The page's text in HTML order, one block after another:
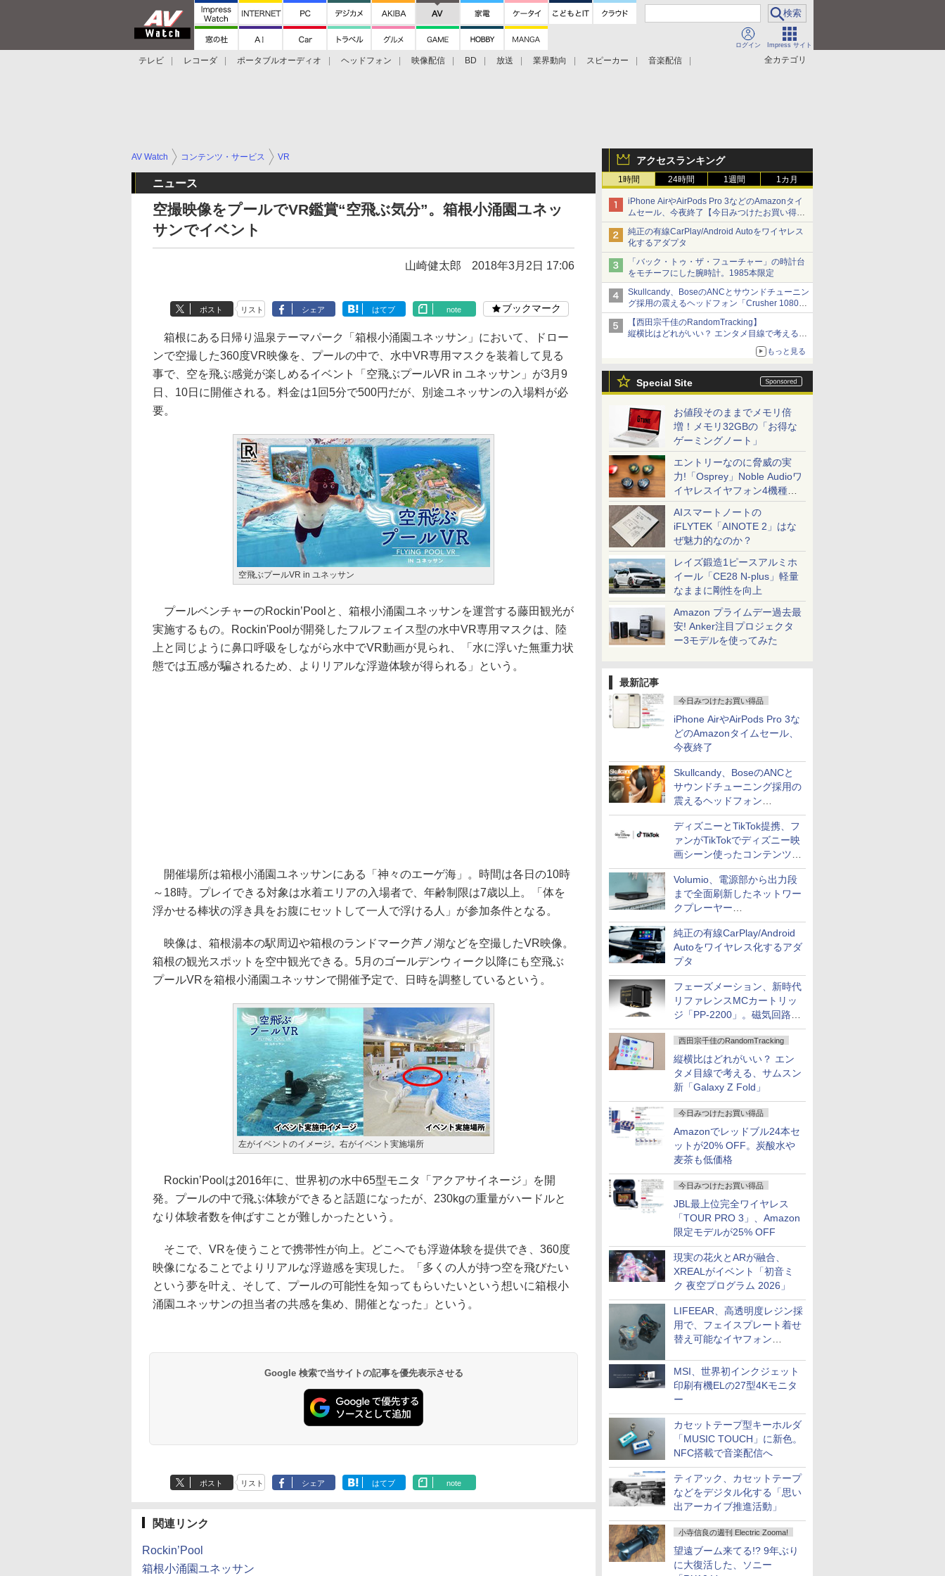
ログイン Impress サイト
全カテゴリ
テレビ レコーダ ポータブルオーディオ ヘッドフォン 映像配信 BD 放送 業界動向 スピーカー
音楽配信
アクセスランキング
1時間 24時間 1週間 1カ月
iPhone AirやAirPods Pro 3などのAmazonタイ
ムセール、今夜終了【今日みつけたお買い得
品】
純正の有線CarPlay/Android Autoをワイヤレス
化するアダプタ
「バック・トゥ・ザ・フューチャー」の時計台
をモチーフにした腕時計。1985本限定
Skullcandy、BoseのANCとサウンドチューニン
グ採用の震えるヘッドフォン「Crusher 1080
ANC」
【西田宗千佳のRandomTracking】
縦横比はどれがいい？ エンタメ目線で考える、
もっと見る
Special Site
お値段そのままでメモリ倍
増！メモリ32GBの「お得な
ゲーミングノート」
エントリーなのに脅威の実
力!「Osprey」Noble Audioワ
イヤレスイヤフォン4機種を
一気に聴く
AIスマートノートの
iFLYTEK「AINOTE 2」はな
ぜ魅力的なのか？
レイズ鍛造1ピースアルミホ
イール「CE28 N-plus」軽量
なままに剛性を向上
Amazon プライムデー過去最
安! Anker注目プロジェクタ
ー3モデルを使ってみた
最新記事
今日みつけたお買い得品
iPhone AirやAirPods Pro 3な
どのAmazonタイムセール、
今夜終了
Skullcandy、BoseのANCと
サウンドチューニング採用の
震えるヘッドフォン
「Crusher 1080 ANC」
ディズニーとTikTok提携、フ
ァンがTikTokでディズニー映
画シーン使ったコンテンツ制
作、Disney+にも配信
Volumio、電源部から出力段
まで全面刷新したネットワー
クプレーヤー
「Primo（2026）」
純正の有線CarPlay/Android
Autoをワイヤレス化するアダ
プタ
フェーズメーション、新時代
リファレンスMCカートリッ
ジ「PP-2200」。磁気回路や
ハウジングを根本から見直し
西田宗千佳のRandomTracking
縦横比はどれがいい？ エン
タメ目線で考える、サムスン
新「Galaxy Z Fold」
今日みつけたお買い得品
Amazonでレッドブル24本セ
ットが20% OFF。炭酸水や
麦茶も低価格
今日みつけたお買い得品
JBL最上位完全ワイヤレス
「TOUR PRO 3」、Amazon
限定モデルが25% OFF
現実の花火とARが融合、
XREALがイベント「初音ミ
ク 夜空プログラム 2026」
LIFEEAR、高透明度レジン採
用で、フェイスプレート着せ
替え可能なイヤフォン
MSI、世界初インクジェット
印刷有機ELの27型4Kモニタ
ー
カセットテープ型キーホルダ
「MUSIC TOUCH」に新色。
NFC搭載で音楽配信へ
ティアック、カセットテープ
などをデジタル化する「思い
出アーカイブ推進活動」
小寺信良の週刊 Electric Zooma!
望遠ブーム来てる!? 9年ぶり
に大復活した、ソニー
AV Watch コンテンツ・サービス VR
ニュース
空撮映像をプールでVR鑑賞“空飛ぶ気分”。箱根小涌園ユネッ
サンでイベント
山崎健太郎 2018年3月2日 17:06
ポスト リスト シェア はてブ note ブックマーク
箱根にある日帰り温泉テーマパーク「箱根小涌園ユネッサン」において、ドロー
ンで空撮した360度VR映像を、プールの中で、水中VR専用マスクを装着して見る
事で、空を飛ぶ感覚が楽しめるイベント「空飛ぶプールVR in ユネッサン」が3月9
日、10日に開催される。料金は1回5分で500円だが、別途ユネッサンの入場料が必
要。
空飛ぶプールVR in ユネッサン
プールベンチャーのRockin’Poolと、箱根小涌園ユネッサンを運営する藤田観光が
実施するもの。Rockin'Poolが開発したフルフェイス型の水中VR専用マスクは、陸
上と同じように鼻口呼吸をしながら水中でVR動画が見られ、「水に浮いた無重力状
態では五感が騙されるため、よりリアルな浮遊体験が得られる」という。
開催場所は箱根小涌園ユネッサンにある「神々のエーゲ海」。時間は各日の10時
～18時。プレイできる対象は水着エリアの入場者で、年齢制限は7歳以上。「体を
浮かせる棒状の浮き具をお腹にセットして一人で浮ける人」が参加条件となる。
映像は、箱根湯本の駅周辺や箱根のランドマーク芦ノ湖などを空撮したVR映像。
箱根の観光スポットを空中観光できる。5月のゴールデンウィーク以降にも空飛ぶ
プールVRを箱根小涌園ユネッサンで開催予定で、日時を調整しているという。
左がイベントのイメージ。右がイベント実施場所
Rockin’Poolは2016年に、世界初の水中65型モニタ「アクアサイネージ」を開
発。プールの中で飛ぶ体験ができると話題になったが、230kgの重量がハードルと
なり体験者数を伸ばすことが難しかったという。
そこで、VRを使うことで携帯性が向上。どこへでも浮遊体験を提供でき、360度
映像になることでよりリアルな浮遊感を実現した。「多くの人が持つ空を飛びたい
という夢を叶え、そして、プールの可能性を知ってもらいたいという想いに箱根小
涌園ユネッサンの担当者の共感を集め、開催となった」という。
Google 検索で当サイトの記事を優先表示させる
ポスト リスト シェア はてブ note
関連リンク
Rockin’Pool
箱根小涌園ユネッサン